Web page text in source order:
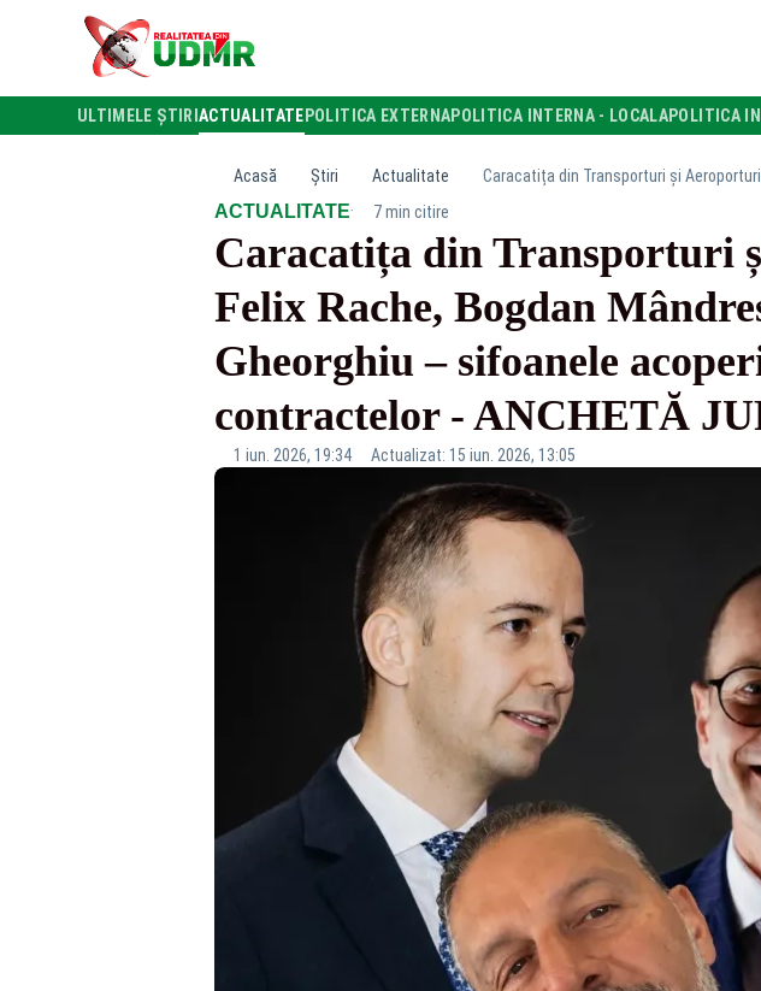
ULTIMELE ȘTIRI ACTUALITATE POLITICA EXTERNAPOLITICA INTERNA - LOCALAPOLITICA
Acasă Știri Actualitate
ACTUALITATE· 7 min citire
Caracatița din Transporturi
Felix Rache, Bogdan
Gheorghiu – sifoanele
contractelor - ANCHETĂ
1 iun. 2026, 19:34 Actualizat: 15 iun. 2026, 13:05